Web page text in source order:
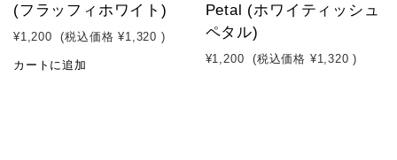
(フラッフィホワイト)
¥1,200 (税込価格 ¥1,320 )
カートに追加
Petal (ホワイティッシュ
ペタル)
¥1,200 (税込価格 ¥1,320 )